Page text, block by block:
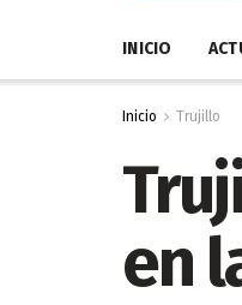
INICIO
Inicio Trujillo
en